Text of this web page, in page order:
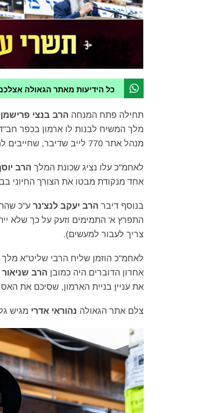
כל הידיעות מאתר הגאולה
תחילה פתח המנחה הרב בנצי פרישמן
מלך המשיח לבנות לו ארמון בכפר
מנהל אתר 770 לייב שדיבר, שחייבים להתחיל לפעול את בניין הארמון תיכף ומיד כרצונו הק'.
לאחמ"כ עלו נציג שכונת המלך הרב
אחד מנקודת מבטו את הצורך החיוני
בנוסף דיבר הרב יעקב לנצ'נר ע"כ
התפרץ א' התמימים וזעק על כך שלא
צריך לעבור למעשים).
לאחמ"כ הוזמן שליח הרבי שליט"א מלך
אחרון הדוברים היה כמובן הרב שניאור
את עניין בניית הארמון, שסיכם את
צלם אתר הגאולה נהוראי אדרי מגיש